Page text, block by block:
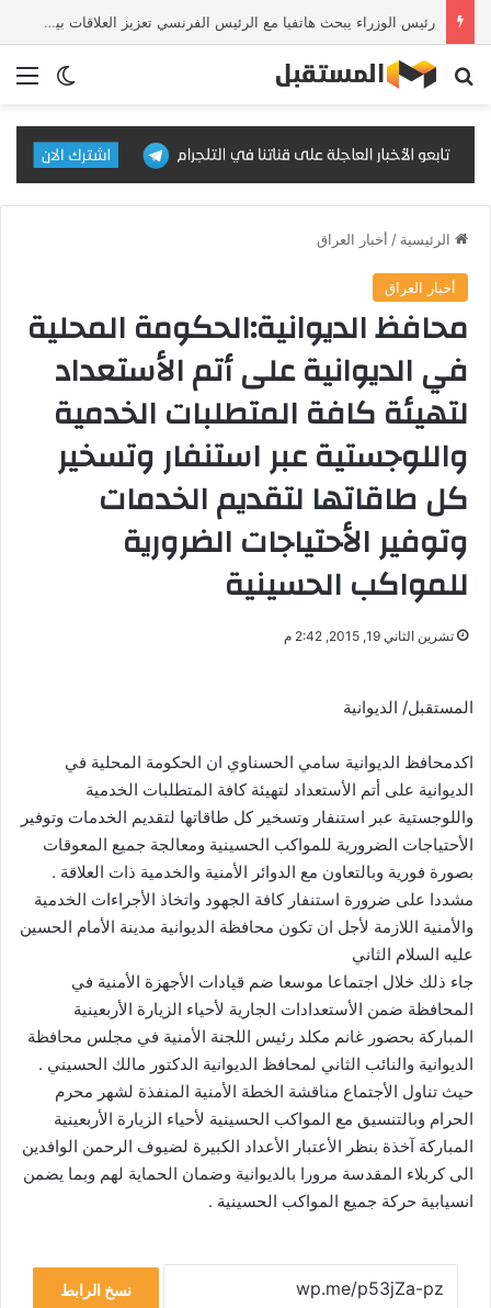
رئيس الوزراء يبحث هاتفيا مع الرئيس الفرنسي تعزيز العلاقات بين البلدين والتطورات الإقليمية
الوضع بحث عن
الرئيسية / أخبار العراق
أخبار العراق
محافظ الديوانية:الحكومة المحلية
في الديوانية على أتم الأستعداد
لتهيئة كافة المتطلبات الخدمية
واللوجستية عبر استنفار وتسخير
كل طاقاتها لتقديم الخدمات
وتوفير الأحتياجات الضرورية
للمواكب الحسينية
تشرين الثاني 19, 2015, 2:42 م
المستقبل/ الديوانية
اكدمحافظ الديوانية سامي الحسناوي ان الحكومة المحلية في
الديوانية على أتم الأستعداد لتهيئة كافة المتطلبات الخدمية
واللوجستية عبر استنفار وتسخير كل طاقاتها لتقديم الخدمات وتوفير
الأحتياجات الضرورية للمواكب الحسينية ومعالجة جميع المعوقات
بصورة فورية وبالتعاون مع الدوائر الأمنية والخدمية ذات العلاقة .
مشددا على ضرورة استنفار كافة الجهود واتخاذ الأجراءات الخدمية
والأمنية اللازمة لأجل ان تكون محافظة الديوانية مدينة الأمام الحسين
عليه السلام الثاني
جاء ذلك خلال اجتماعا موسعا ضم قيادات الأجهزة الأمنية في
المحافظة ضمن الأستعدادات الجارية لأحياء الزيارة الأربعينية
المباركة بحضور غانم مكلد رئيس اللجنة الأمنية في مجلس محافظة
الديوانية والنائب الثاني لمحافظ الديوانية الدكتور مالك الحسيني .
حيث تناول الأجتماع مناقشة الخطة الأمنية المنفذة لشهر محرم
الحرام وبالتنسيق مع المواكب الحسينية لأحياء الزيارة الأربعينية
المباركة آخذة بنظر الأعتبار الأعداد الكبيرة لضيوف الرحمن الوافدين
الى كربلاء المقدسة مرورا بالديوانية وضمان الحماية لهم وبما يضمن
انسيابية حركة جميع المواكب الحسينية .
نسخ الرابط